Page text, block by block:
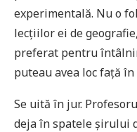
experimentală. Nu o
lecțiilor ei de
preferat pentru
puteau avea loc față în
Se uită în jur.
deja în spatele șirului